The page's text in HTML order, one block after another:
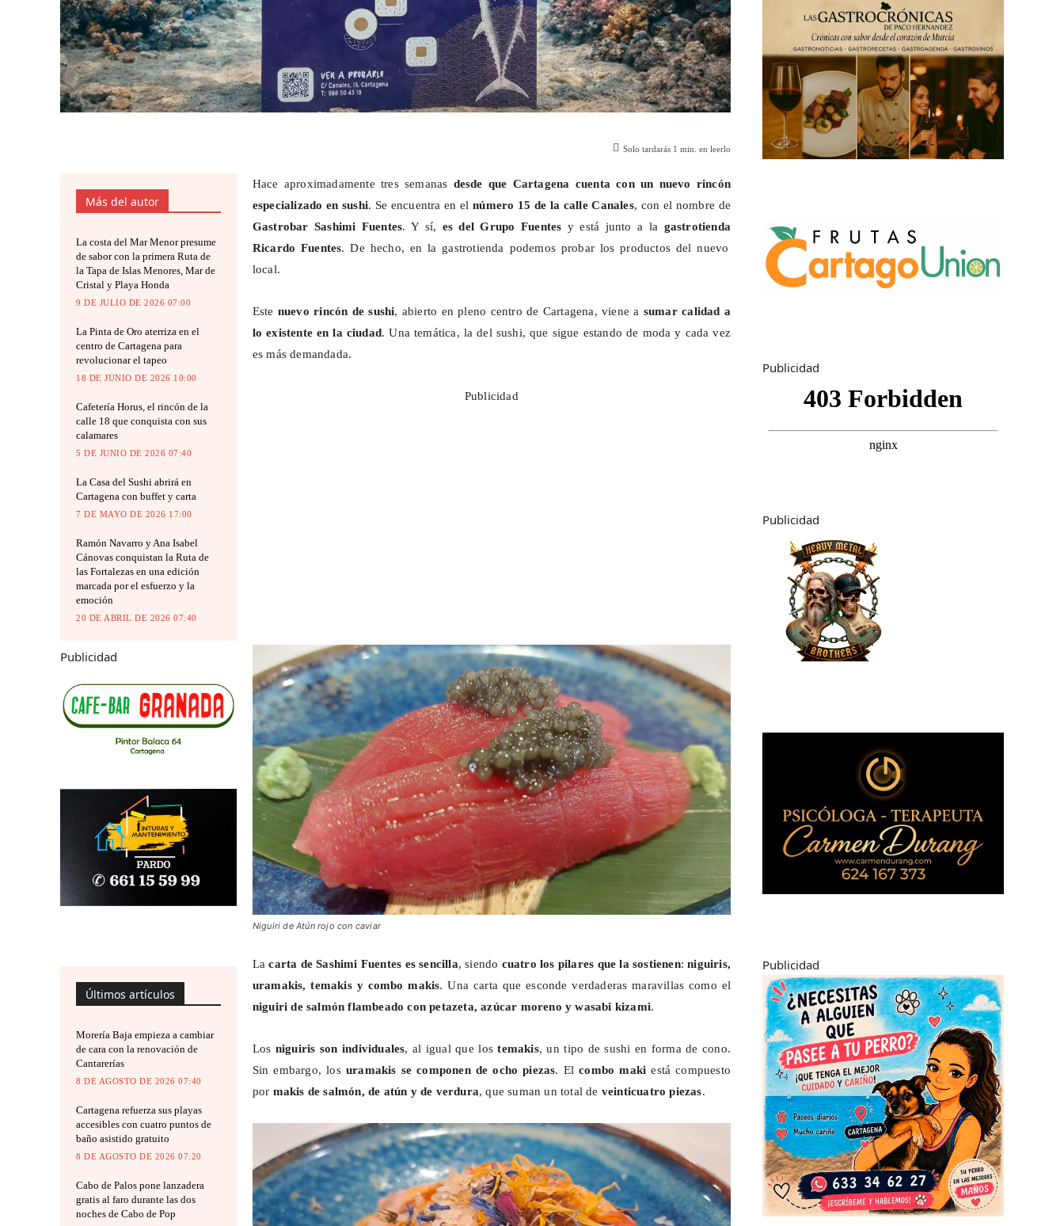
Solo tardarás 1 min. en leerlo
Más del autor
La costa del Mar Menor presume
de sabor con la primera Ruta de
la Tapa de Islas Menores, Mar de
Cristal y Playa Honda
9 DE JULIO DE 2026 07:00
La Pinta de Oro aterriza en el
centro de Cartagena para
revolucionar el tapeo
18 DE JUNIO DE 2026 10:00
Cafetería Horus, el rincón de la
calle 18 que conquista con sus
calamares
5 DE JUNIO DE 2026 07:40
La Casa del Sushi abrirá en
Cartagena con buffet y carta
7 DE MAYO DE 2026 17:00
Ramón Navarro y Ana Isabel
Cánovas conquistan la Ruta de
las Fortalezas en una edición
marcada por el esfuerzo y la
emoción
20 DE ABRIL DE 2026 07:40
Publicidad
Últimos artículos
Morería Baja empieza a cambiar
de cara con la renovación de
Cantarerías
8 DE AGOSTO DE 2026 07:40
Cartagena refuerza sus playas
accesibles con cuatro puntos de
baño asistido gratuito
8 DE AGOSTO DE 2026 07:20
Cabo de Palos pone lanzadera
gratis al faro durante las dos
noches de Cabo de Pop
Hace aproximadamente tres semanas desde que Cartagena cuenta con un nuevo rincón
especializado en sushi. Se encuentra en elnúmero 15 de la calle Canales, con el nombre de
Gastrobar Sashimi Fuentes. Y sí, es del Grupo Fuentes y está junto a la gastrotienda
Ricardo Fuentes. De hecho, en la gastrotienda podemos probar los productos del nuevo
local.
Este nuevo rincón de sushi, abierto en pleno centro de Cartagena, viene a sumar calidad a
lo existente en la ciudad. Una temática, la del sushi, que sigue estando de moda y cada vez
es más demandada.
Publicidad
Niguiri de Atún rojo con caviar
Lacarta de Sashimi Fuentes es sencilla, siendo cuatro los pilares que la sostienen:niguiris,
uramakis,temakisy combomakis. Una carta que esconde verdaderas maravillas como el
niguiri de salmón flambeado conpetazeta, azúcar moreno y wasabi kizami.
Los niguiris son individuales, al igual que lostemakis, un tipo de sushi en forma de cono.
Sin embargo, los uramakis se componen de ocho piezas. Elcombomaki está compuesto
por makis de salmón, de atún y de verdura, que suman un total de veinticuatro piezas.
Publicidad
Publicidad
Publicidad